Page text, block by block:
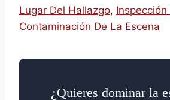
Lugar Del Hallazgo,
Contaminación De La Escena
¿Quieres dominar la